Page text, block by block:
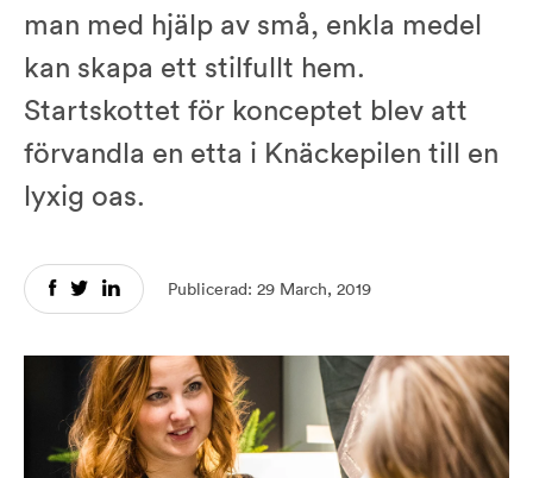
man med hjälp av små, enkla medel
kan skapa ett stilfullt hem.
Startskottet för konceptet blev att
förvandla en etta i Knäckepilen till en
lyxig oas.
Publicerad: 29 March, 2019